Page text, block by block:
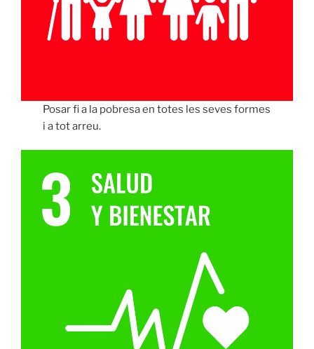
Posar fi a la pobresa en totes les seves formes
i a tot arreu.